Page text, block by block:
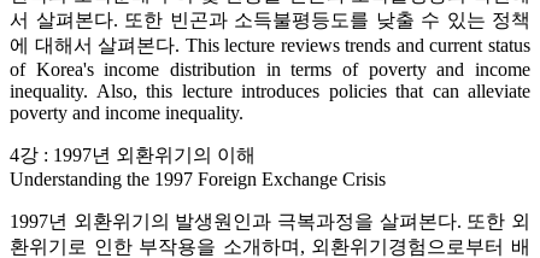
서 살펴본다. 또한 빈곤과 소득불평등도를 낮출 수 있는 정책
에 대해서 살펴본다. This lecture reviews trends and current status
of Korea's income distribution in terms of poverty and income
inequality. Also, this lecture introduces policies that can alleviate
poverty and income inequality.
4강 : 1997년 외환위기의 이해
Understanding the 1997 Foreign Exchange Crisis
1997년 외환위기의 발생원인과 극복과정을 살펴본다. 또한 외
환위기로 인한 부작용을 소개하며, 외환위기경험으로부터 배